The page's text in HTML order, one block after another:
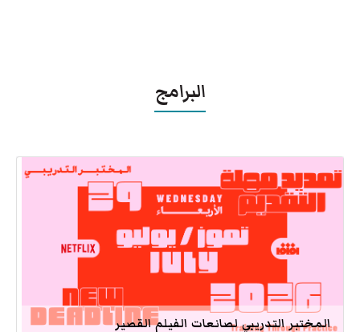
البرامج
المختبر التدريبي لصانعات الفيلم القصير